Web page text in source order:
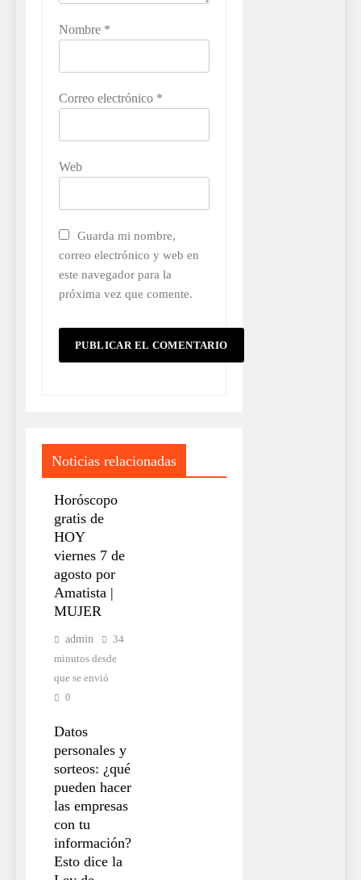
Nombre *
Correo electrónico *
Web
Guarda mi nombre,
correo electrónico y web en
este navegador para la
próxima vez que comente.
Noticias relacionadas
Horóscopo
gratis de
HOY
viernes 7 de
agosto por
Amatista |
MUJER
admin
34
minutos desde
que se envió
0
Datos
personales y
sorteos: ¿qué
pueden hacer
las empresas
con tu
información?
Esto dice la